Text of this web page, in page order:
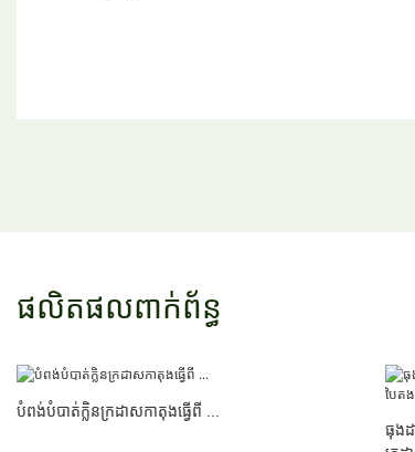
ផលិតផលពាក់ព័ន្ធ
បំពង់បំបាត់ក្លិនក្រដាសកាតុងធ្វើពី ...
ធុងដ